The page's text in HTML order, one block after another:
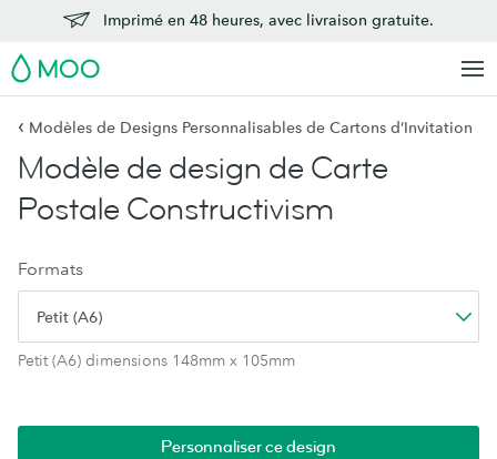
Imprimé en 48 heures, avec livraison gratuite.
MOO
‹ Modèles de Designs Personnalisables de Cartons d’Invitation
Modèle de design de Carte
Postale Constructivism
Formats
Petit (A6)
Petit (A6) dimensions 148mm x 105mm
Personnaliser ce design